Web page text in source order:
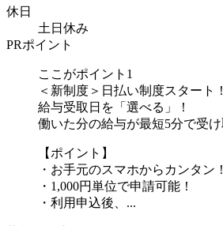
休日
土日休み
PRポイント
ここがポイント1
＜新制度＞日払い制度スタート！
給与受取日を「選べる」！
働いた分の給与が最短5分で受け
【ポイント】
・お手元のスマホからカンタン
・1,000円単位で申請可能！
・利用申込後、...